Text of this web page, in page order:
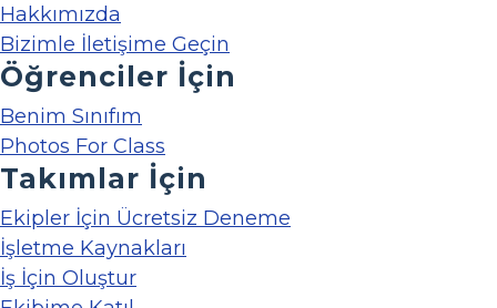
Hakkımızda
Bizimle İletişime Geçin
Öğrenciler İçin
Benim Sınıfım
Photos For Class
Takımlar İçin
Ekipler İçin Ücretsiz Deneme
İşletme Kaynakları
İş İçin Oluştur